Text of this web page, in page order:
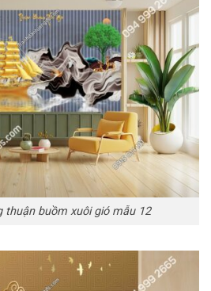
thuận buồm xuôi gió mẫu 12